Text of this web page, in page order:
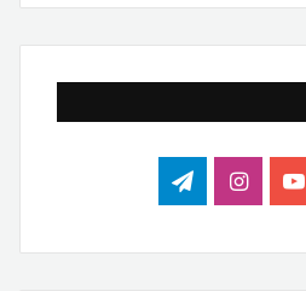
یوتیوباینستاگرام
تلگرام